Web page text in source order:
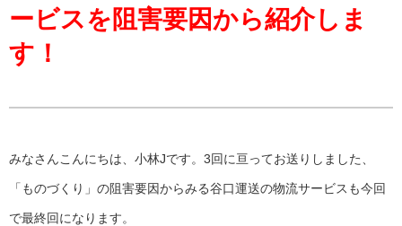
ービスを阻害要因から紹介しま
す！
みなさんこんにちは、小林Jです。3回に亘ってお送りしました、
「ものづくり」の阻害要因からみる谷口運送の物流サービスも今回
で最終回になります。